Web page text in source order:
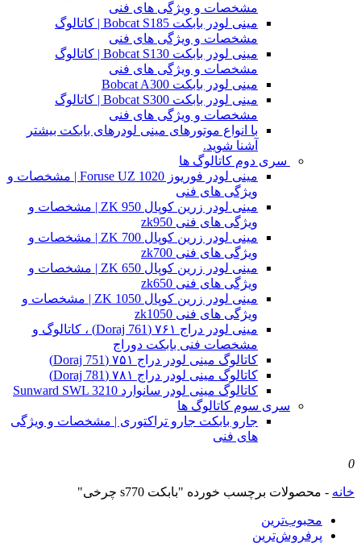
مشخصات و ویژگی های فنی
مینی لودر بابکت Bobcat S185 | کاتالوگ
مشخصات و ویژگی های فنی
مینی لودر بابکت Bobcat S130 | کاتالوگ
مشخصات و ویژگی های فنی
مینی لودر بابکت Bobcat A300
مینی لودر بابکت Bobcat S300 | کاتالوگ
مشخصات و ویژگی های فنی
با انواع موتورهای مینی لودرهای بابکت بیشتر
آشنا شوید.
سری دوم کاتالوگ ها
مینی لودر فوریوز Foruse UZ 1020 | مشخصات و
ویژگی های فنی
مینی لودر زرین کوپال ZK 950 | مشخصات و
ویژگی های فنی zk950
مینی لودر زرین کوپال ZK 700 | مشخصات و
ویژگی های فنی zk700
مینی لودر زرین کوپال ZK 650 | مشخصات و
ویژگی های فنی zk650
مینی لودر زرین کوپال ZK 1050 | مشخصات و
ویژگی های فنی zk1050
مینی لودر دراج ۷۶۱ (Doraj 761) ، کاتالوگ و
مشخصات فنی بابکت دوراج
کاتالوگ مینی لودر دراج ۷۵۱ (Doraj 751)
کاتالوگ مینی لودر دراج ۷۸۱ (Doraj 781)
کاتالوگ مینی لودر سانوارد Sunward SWL 3210
سری سوم کاتالوگ ها
جارو بابکت جارو تراکتوری | مشخصات و ویژگی
های فنی
0
خانه - محصولات برچسب خورده "بابکت s770 چرخی"
محبوب‌ترین
پرفروش‌ترین